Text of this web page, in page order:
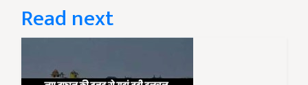
Read next